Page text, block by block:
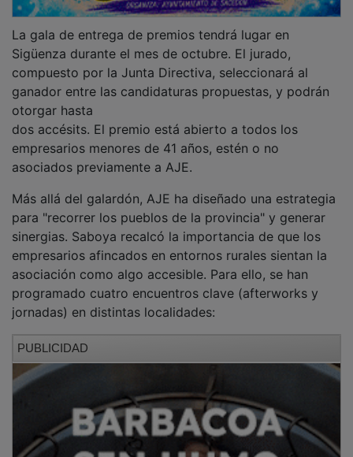
PUBLICIDAD
Calendario de Encuentros AJE 2026
14 de mayo: Afterwork en Cabanillas del Campo (Casa
de Campo).
16 de junio: Jornada sobre IA en el Centro de
Empresas de Azuqueca de Henares.